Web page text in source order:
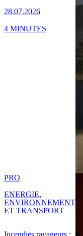
28.07.2026
4 MINUTES
PRO
ENERGIE,
ENVIRONNEMENT
ET TRANSPORT